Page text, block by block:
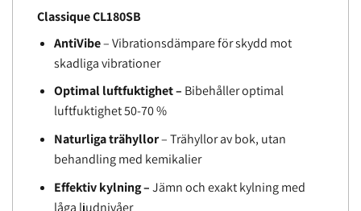
Classique CL180SB
AntiVibe– Vibrationsdämpare för skydd mot
skadliga vibrationer
Optimal luftfuktighet – Bibehåller optimal
luftfuktighet 50-70 %
Naturliga trähyllor– Trähyllor av bok, utan
behandling med kemikalier
Effektiv kylning –Jämn och exakt kylning med
låga ljudnivåer